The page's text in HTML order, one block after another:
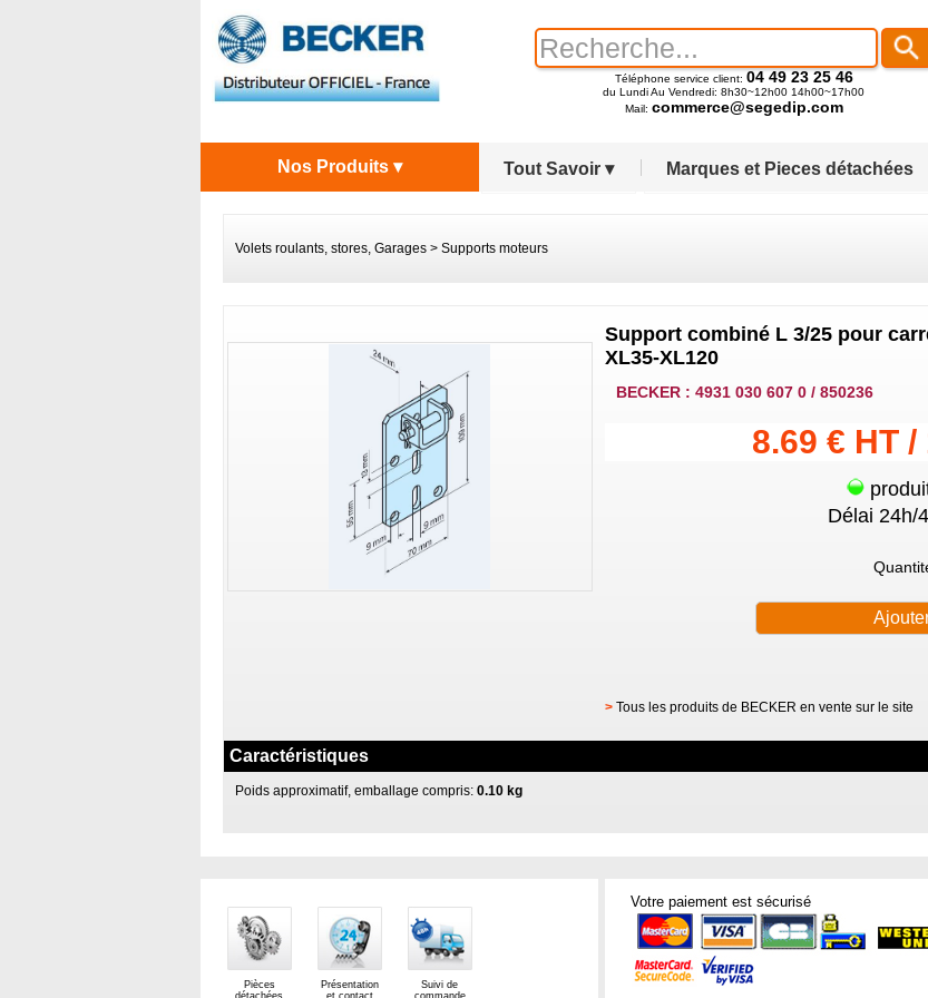
Téléphone service client: 04 49 23 25 46
du Lundi Au Vendredi: 8h30~12h00 14h00~17h00
Mail: commerce@segedip.com
Tout Savoir ▾ Marques et Pieces détachées
Nos Produits ▾
Volets roulants, stores, Garages> Supports moteurs
Support combiné L 3/25 pour
XL35-XL120
BECKER : 4931 030 607 0 / 850236
8.69 € HT /
Délai 24h/
> Tous les produits de BECKER en vente sur le site
Caractéristiques
Poids approximatif, emballage compris:0.10 kg
Pièces
détachées
Présentation
et contact
Suivi de
commande
Votre paiement est sécurisé